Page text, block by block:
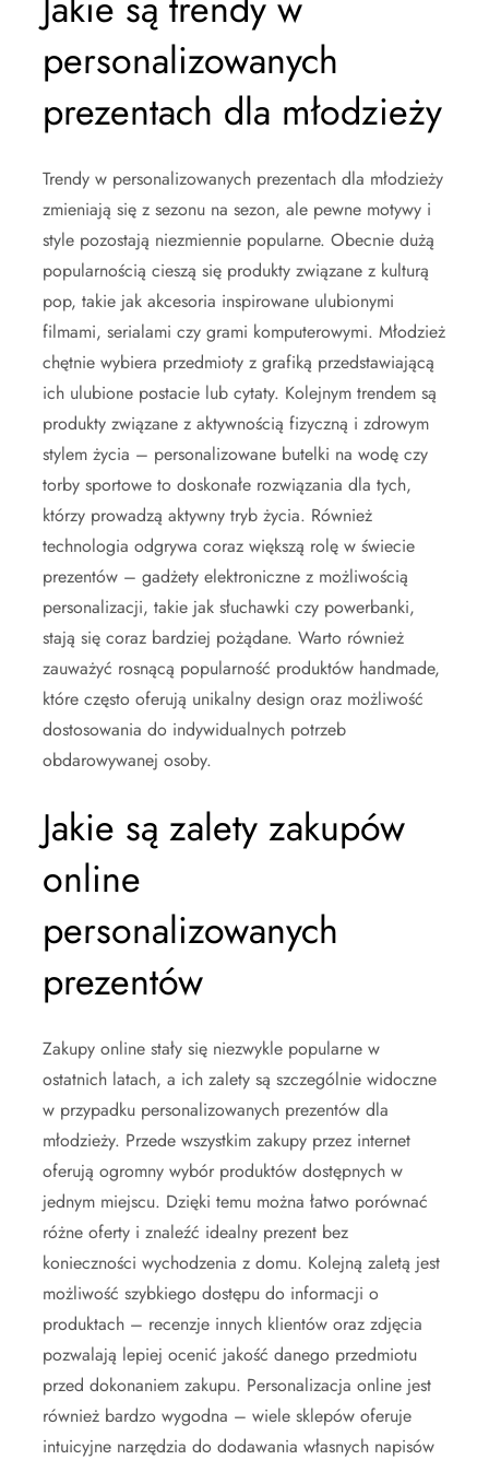
personalizowanych
prezentach dla młodzieży
Trendy w personalizowanych prezentach dla młodzieży
zmieniają się z sezonu na sezon, ale pewne motywy i
style pozostają niezmiennie popularne. Obecnie dużą
popularnością cieszą się produkty związane z kulturą
pop, takie jak akcesoria inspirowane ulubionymi
filmami, serialami czy grami komputerowymi. Młodzież
chętnie wybiera przedmioty z grafiką przedstawiającą
ich ulubione postacie lub cytaty. Kolejnym trendem są
produkty związane z aktywnością fizyczną i zdrowym
stylem życia – personalizowane butelki na wodę czy
torby sportowe to doskonałe rozwiązania dla tych,
którzy prowadzą aktywny tryb życia. Również
technologia odgrywa coraz większą rolę w świecie
prezentów – gadżety elektroniczne z możliwością
personalizacji, takie jak słuchawki czy powerbanki,
stają się coraz bardziej pożądane. Warto również
zauważyć rosnącą popularność produktów handmade,
które często oferują unikalny design oraz możliwość
dostosowania do indywidualnych potrzeb
obdarowywanej osoby.
Jakie są zalety zakupów
online
personalizowanych
prezentów
Zakupy online stały się niezwykle popularne w
ostatnich latach, a ich zalety są szczególnie widoczne
w przypadku personalizowanych prezentów dla
młodzieży. Przede wszystkim zakupy przez internet
oferują ogromny wybór produktów dostępnych w
jednym miejscu. Dzięki temu można łatwo porównać
różne oferty i znaleźć idealny prezent bez
konieczności wychodzenia z domu. Kolejną zaletą jest
możliwość szybkiego dostępu do informacji o
produktach – recenzje innych klientów oraz zdjęcia
pozwalają lepiej ocenić jakość danego przedmiotu
przed dokonaniem zakupu. Personalizacja online jest
również bardzo wygodna – wiele sklepów oferuje
intuicyjne narzędzia do dodawania własnych napisów